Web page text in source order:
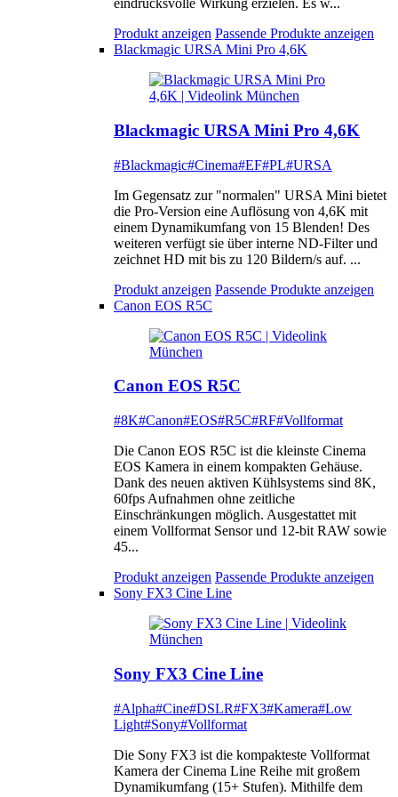
eindrucksvolle Wirkung erzielen. Es w...
Produkt anzeigen Passende Produkte anzeigen
Blackmagic URSA Mini Pro 4,6K
Blackmagic URSA Mini Pro 4,6K
#Blackmagic#Cinema#EF#PL#URSA
Im Gegensatz zur "normalen" URSA Mini bietet
die Pro-Version eine Auflösung von 4,6K mit
einem Dynamikumfang von 15 Blenden! Des
weiteren verfügt sie über interne ND-Filter und
zeichnet HD mit bis zu 120 Bildern/s auf. ...
Produkt anzeigen Passende Produkte anzeigen
Canon EOS R5C
Canon EOS R5C
#8K#Canon#EOS#R5C#RF#Vollformat
Die Canon EOS R5C ist die kleinste Cinema
EOS Kamera in einem kompakten Gehäuse.
Dank des neuen aktiven Kühlsystems sind 8K,
60fps Aufnahmen ohne zeitliche
Einschränkungen möglich. Ausgestattet mit
einem Vollformat Sensor und 12-bit RAW sowie
45...
Produkt anzeigen Passende Produkte anzeigen
Sony FX3 Cine Line
Sony FX3 Cine Line
#Alpha#Cine#DSLR#FX3#Kamera#Low
Light#Sony#Vollformat
Die Sony FX3 ist die kompakteste Vollformat
Kamera der Cinema Line Reihe mit großem
Dynamikumfang (15+ Stufen). Mithilfe dem